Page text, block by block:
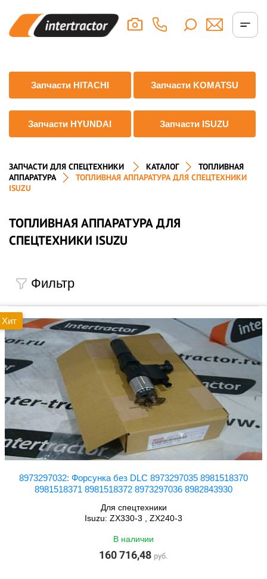
Запчасти HITACHI Запчасти KOMATSU
Запчасти HYUNDAI Запчасти ISUZU
ЗАПЧАСТИ ДЛЯ СПЕЦТЕХНИКИ КАТАЛОГ
ТОПЛИВНАЯ
АППАРАТУРА
ТОПЛИВНАЯ АППАРАТУРА ДЛЯ СПЕЦТЕХНИКИ
ISUZU
ТОПЛИВНАЯ АППАРАТУРА ДЛЯ
СПЕЦТЕХНИКИ ISUZU
Фильтр
Хит
8973297032: Форсунка без DLC 8973297035 8981518370
8981518371 8981518372 8973297036 8982843930
Для спецтехники
Isuzu: ZX330-3 , ZX240-3
В наличии
160 716,48 руб.